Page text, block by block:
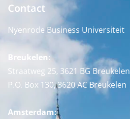
Contact
Nyenrode Business Universiteit
Breukelen:
Straatweg 25, 3621 BG Breukelen
P.O. Box 130, 3620 AC Breukelen
Amsterdam: